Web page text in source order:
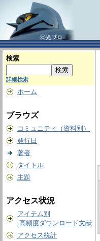
検索
詳細検索
ホーム
ブラウズ
コミュニティ（資料別）
発行日
著者
タイトル
主題
アクセス状況
アイテム別
高頻度ダウンロード文献
アクセス統計